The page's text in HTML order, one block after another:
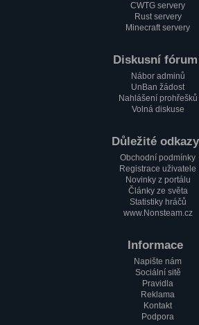
CWTG servery
Rust servery
Minecraft servery
Diskusní fórum
Nábor adminů
UnBan žádost
Nahlášení prohřešků
Volná diskuse
Důležité odkazy
Obchodní podmínky
Registrace uživatele
Novinky z portálu
Články ze světa
Statistiky hráčů
www.Nonsteam.cz
Informace
Napište nám
Sociální sitě
Pravidla
Reklama
Kontakt
Podpora